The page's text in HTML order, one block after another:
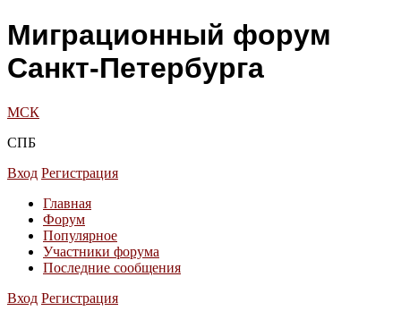
Миграционный форум
Санкт-Петербурга
МСК
СПБ
Вход Регистрация
Главная
Форум
Популярное
Участники форума
Последние сообщения
Вход Регистрация